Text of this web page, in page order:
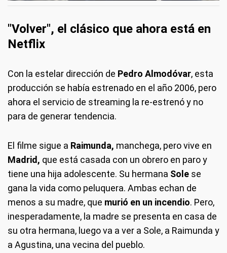
"Volver", el clásico que ahora está en
Netflix
Con la estelar dirección de Pedro Almodóvar, esta
producción se había estrenado en el año 2006, pero
ahora el servicio de streaming la re-estrenó y no
para de generar tendencia.
El filme sigue a Raimunda, manchega, pero vive en
Madrid, que está casada con un obrero en paro y
tiene una hija adolescente. Su hermana Sole se
gana la vida como peluquera. Ambas echan de
menos a su madre, que murió en un incendio. Pero,
inesperadamente, la madre se presenta en casa de
su otra hermana, luego va a ver a Sole, a Raimunda y
a Agustina, una vecina del pueblo.